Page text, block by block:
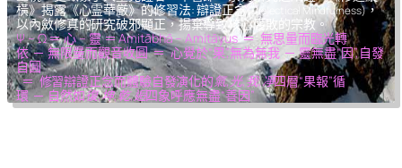
橫》揭露《心霊華厳》的修習法: 辯證正念(Dialectical Mindfulness)，
以內斂修真的研究破邪顯正，揚棄導致核心腐敗的宗教。
Ψ – Ω ＝ 心 – 靈 ＝ Amitābhā – Amitāyus ＝ 無思量而臨光轉
依 ─ 無限量而觀音收圓 ＝ 心覺於“果”,無為無我 ─ 靈無盡“因”,自發
自圓
＝ 修習辯證正念而體驗自發演化的氣,光,我,凈四層“果報”循
環 ─ 自然如復,坤,乾,逅四象呼應無盡“善因”